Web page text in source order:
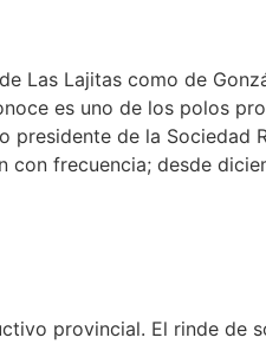
Las Lajitas como de
es uno de los polos
de la Sociedad
frecuencia; desde
provincial. El rinde de